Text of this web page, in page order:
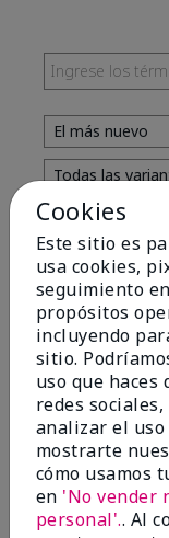
Evaluado
Yeh! I
EnviadoHace 4
porChar
deDetroit, Mi
Evaluado en
marykay.com/en-
I ski all winter
Cookies
Este sitio es
usa cookies,
seguimiento
propósitos
incluyendo
sitio.
uso que haces
redes
analizar el uso
mostrarte
cómo usamos
en 'No vender
personal'.. Al